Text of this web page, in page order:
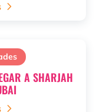
A SHARJAH